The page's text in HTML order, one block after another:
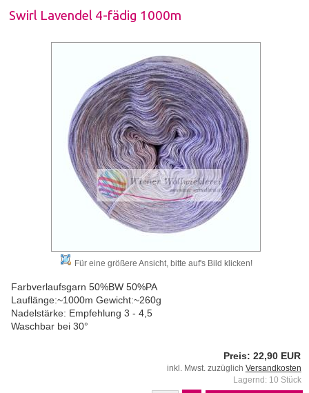
Swirl Lavendel 4-fädig 1000m
Für eine größere Ansicht, bitte auf's Bild klicken!
Farbverlaufsgarn 50%BW 50%PA
Lauflänge:~1000m Gewicht:~260g
Nadelstärke: Empfehlung 3 - 4,5
Waschbar bei 30°
Preis: 22,90 EUR
inkl. Mwst. zuzüglich Versandkosten
Lagernd: 10 Stück